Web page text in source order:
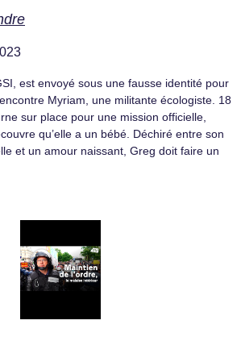
est envoyé sous une fausse identité pour
Myriam, une militante écologiste. 18
sur place pour une mission officielle,
qu’elle a un bébé. Déchiré entre son
et un amour naissant, Greg doit faire un